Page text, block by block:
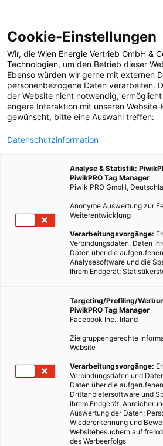
POSTS BY TAG
1 BEITRAG
Cookie-Einstellungen
Wir, die Wien Energie Vertrieb GmbH &
Technologien, um den Betrieb dieser
Ebenso würden wir gerne mit externen
personenbezogene Daten verarbeiten.
der Website nicht notwendig,
engere Interaktion mit unseren Website-
gewünscht, bitte eine Auswahl treffen:
Datenschutzinformation
Analyse & Statistik:
PiwikPRO Tag Manager
Piwik PRO GmbH,
Anonyme Auswertung zur
Weiterentwicklung
Verarbeitungsvorgänge:
Verbindungsdaten, Daten
Daten über die
Analysesoftware und die
Ihrem Endgerät;
Targeting/Profiling/
PiwikPRO Tag Manager
Facebook Inc., Irland
Zielgruppengerechte
Website
Verarbeitungsvorgänge:
Verbindungsdaten und
Daten über die
Drittanbietersoftware und
ihrem Endgerät;
Auswertung der Daten;
Wiedererkennung und
Websitebesuchern auf
des Werbeerfolgs